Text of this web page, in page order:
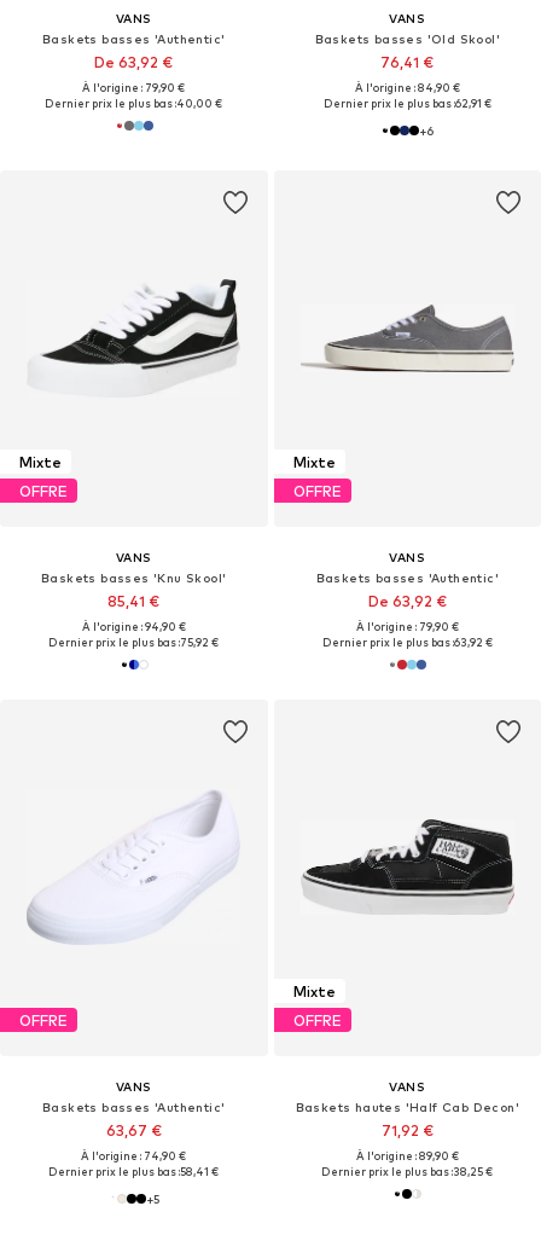
VANS
Baskets basses 'Authentic'
De 63,92 €
À l'origine : 79,90 €
Dernier prix le plus bas :40,00 €
VANS
Baskets basses 'Old Skool'
76,41 €
À l'origine : 84,90 €
Dernier prix le plus bas :62,91 €
+6
Mixte
OFFRE
VANS
Baskets basses 'Knu Skool'
85,41 €
À l'origine : 94,90 €
Dernier prix le plus bas :75,92 €
Mixte
OFFRE
VANS
Baskets basses 'Authentic'
De 63,92 €
À l'origine : 79,90 €
Dernier prix le plus bas :63,92 €
OFFRE
VANS
Baskets basses 'Authentic'
63,67 €
À l'origine : 74,90 €
Dernier prix le plus bas :58,41 €
+5
Mixte
OFFRE
VANS
Baskets hautes 'Half Cab Decon'
71,92 €
À l'origine : 89,90 €
Dernier prix le plus bas :38,25 €